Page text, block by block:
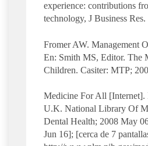
experience: contributions
technology, J Business
Fromer AW. Management
En: Smith MS, Editor. The
Children. Casiter: MTP;
Medicine For All [Internet].
U.K. National Library Of
Dental Health; 2008 May
Jun 16]; [cerca de 7